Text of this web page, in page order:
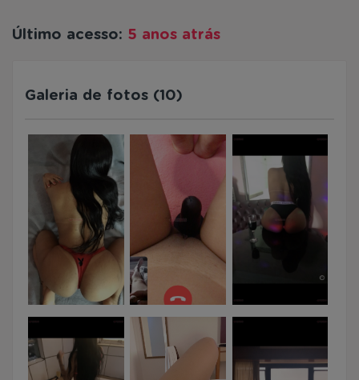
Último acesso: 5 anos atrás
Galeria de fotos (10)